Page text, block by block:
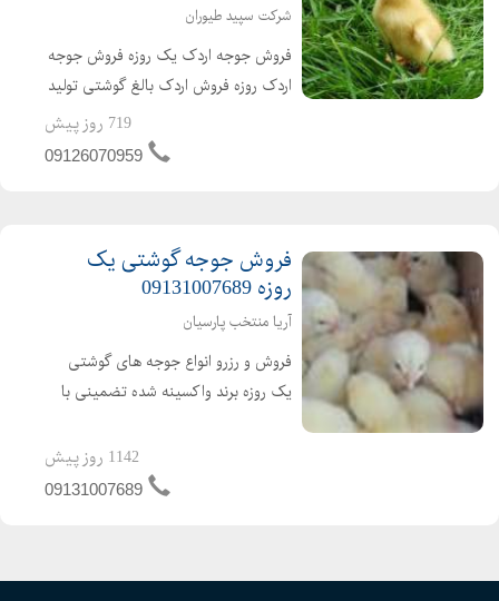
شرکت سپید طیوران
فروش جوجه اردک یک روزه فروش جوجه
اردک روزه فروش اردک بالغ گوشتی تولید
کننده ی جوجه اردک از یک روزه تا بالغ
فروش اردک گوشتی عمده ای و خرده ای
719 روز پیش
09126070959
فروش جوجه گوشتی یک
روزه 09131007689
آریا منتخب پارسیان
فروش و رزرو انواع جوجه های گوشتی
یک روزه برند واکسینه شده تضمینی با
مجوز ابطال مجوز ارین راس پلاس کاب
1142 روز پیش
09131007689